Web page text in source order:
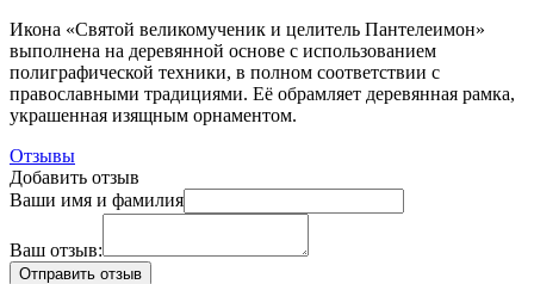
Икона «Святой великомученик и целитель Пантелеимон»
выполнена на деревянной основе с использованием
полиграфической техники, в полном соответствии с
православными традициями. Её обрамляет деревянная рамка,
украшенная изящным орнаментом.
Отзывы
Добавить отзыв
Ваши имя и фамилия
Ваш отзыв: